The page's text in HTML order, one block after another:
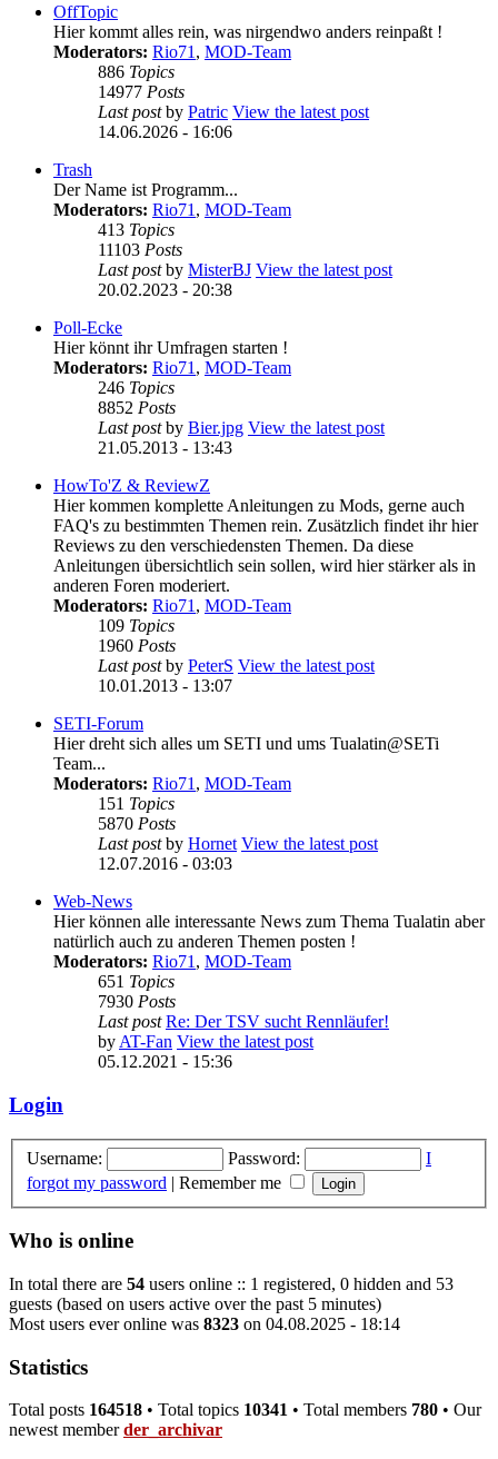
OffTopic
Hier kommt alles rein, was nirgendwo anders reinpaßt !
Moderators: Rio71, MOD-Team
886 Topics
14977 Posts
Last postby Patric View the latest post
14.06.2026 - 16:06
Trash
Der Name ist Programm...
Moderators: Rio71, MOD-Team
413 Topics
11103 Posts
Last postby MisterBJ View the latest post
20.02.2023 - 20:38
Poll-Ecke
Hier könnt ihr Umfragen starten !
Moderators: Rio71, MOD-Team
246 Topics
8852 Posts
Last postby Bier.jpg View the latest post
21.05.2013 - 13:43
HowTo'Z & ReviewZ
Hier kommen komplette Anleitungen zu Mods, gerne auch
FAQ's zu bestimmten Themen rein. Zusätzlich findet ihr hier
Reviews zu den verschiedensten Themen. Da diese
Anleitungen übersichtlich sein sollen, wird hier stärker als in
anderen Foren moderiert.
Moderators: Rio71, MOD-Team
109 Topics
1960 Posts
Last postby PeterS View the latest post
10.01.2013 - 13:07
SETI-Forum
Hier dreht sich alles um SETI und ums Tualatin@SETi
Team...
Moderators: Rio71, MOD-Team
151 Topics
5870 Posts
Last postby Hornet View the latest post
12.07.2016 - 03:03
Web-News
Hier können alle interessante News zum Thema Tualatin aber
natürlich auch zu anderen Themen posten !
Moderators: Rio71, MOD-Team
651 Topics
7930 Posts
Last post Re: Der TSV sucht Rennläufer!
byAT-Fan View the latest post
05.12.2021 - 15:36
Login
Username: Password:
I
forgot my password | Remember me
Who is online
In total there are 54 users online :: 1 registered, 0 hidden and 53
guests (based on users active over the past 5 minutes)
Most users ever online was 8323 on 04.08.2025 - 18:14
Statistics
Total posts 164518 • Total topics 10341 • Total members 780 • Our
newest memberder_archivar